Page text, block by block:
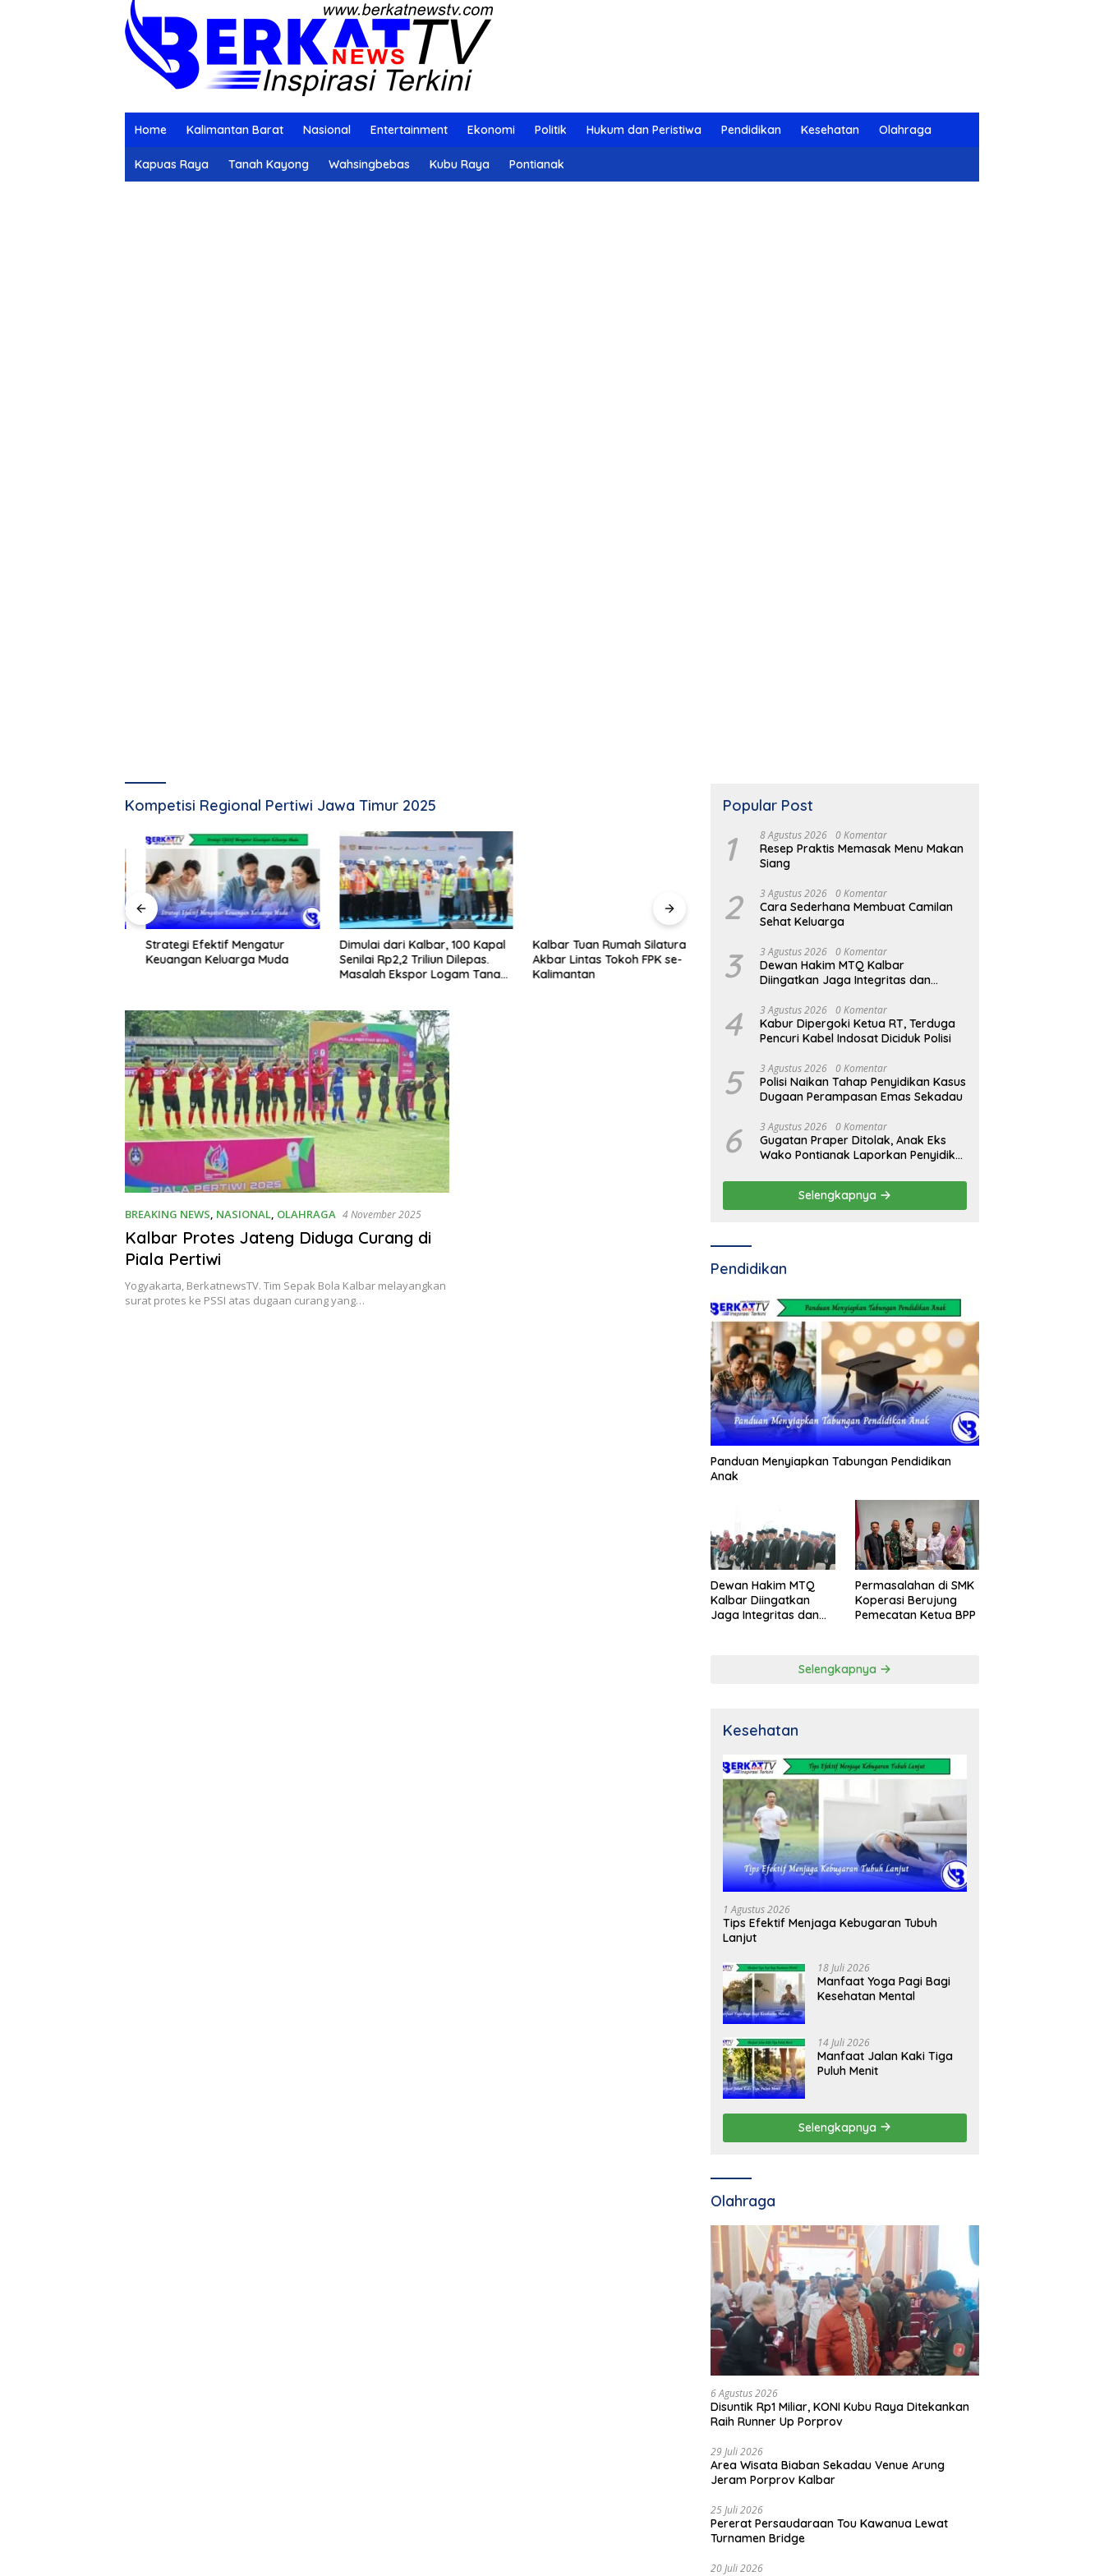
Home Kalimantan Barat Nasional Entertainment Ekonomi Politik Hukum dan Peristiwa Pendidikan Kesehatan Olahraga
Kapuas Raya Tanah Kayong Wahsingbebas Kubu Raya Pontianak
Kompetisi Regional Pertiwi Jawa Timur 2025
Strategi Efektif Mengatur
Keuangan Keluarga Muda
Dimulai dari Kalbar, 100 Kapal
Senilai Rp2,2 Triliun Dilepas.
Masalah Ekspor Logam Tanah
Kalbar Tuan Rumah Silaturahmi
Akbar Lintas Tokoh FPK se-
Kalimantan
Cara Sederhana Mengolah
Sampah Plastik Rumah
Asupan Nutrisi Anak
BREAKING NEWS, NASIONAL, OLAHRAGA 4 November 2025
Kalbar Protes Jateng Diduga Curang di
Piala Pertiwi
Yogyakarta, BerkatnewsTV. Tim Sepak Bola Kalbar melayangkan
surat protes ke PSSI atas dugaan curang yang…
Popular Post
1 8 Agustus 2026 0 Komentar
Resep Praktis Memasak Menu Makan
Siang
2 3 Agustus 2026 0 Komentar
Cara Sederhana Membuat Camilan
Sehat Keluarga
3 3 Agustus 2026 0 Komentar
Dewan Hakim MTQ Kalbar
Diingatkan Jaga Integritas dan
4 3 Agustus 2026 0 Komentar
Kabur Dipergoki Ketua RT, Terduga
Pencuri Kabel Indosat Diciduk Polisi
5 3 Agustus 2026 0 Komentar
Polisi Naikan Tahap Penyidikan Kasus
Dugaan Perampasan Emas Sekadau
6 3 Agustus 2026 0 Komentar
Gugatan Praper Ditolak, Anak Eks
Wako Pontianak Laporkan Penyidik
Selengkapnya
Pendidikan
Panduan Menyiapkan Tabungan Pendidikan
Anak
Dewan Hakim MTQ
Kalbar Diingatkan
Jaga Integritas dan
Permasalahan di SMK
Koperasi Berujung
Pemecatan Ketua BPP
Selengkapnya
Kesehatan
1 Agustus 2026
Tips Efektif Menjaga Kebugaran Tubuh
Lanjut
18 Juli 2026
Manfaat Yoga Pagi Bagi
Kesehatan Mental
14 Juli 2026
Manfaat Jalan Kaki Tiga
Puluh Menit
Selengkapnya
Olahraga
6 Agustus 2026
Disuntik Rp1 Miliar, KONI Kubu Raya Ditekankan
Raih Runner Up Porprov
29 Juli 2026
Area Wisata Biaban Sekadau Venue Arung
Jeram Porprov Kalbar
25 Juli 2026
Pererat Persaudaraan Tou Kawanua Lewat
Turnamen Bridge
20 Juli 2026